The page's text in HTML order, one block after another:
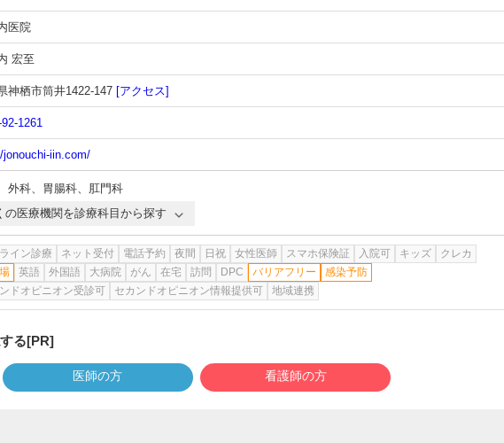
医院
宏至
神栖市筒井1422-147 [アクセス]
1261
jonouchi-iin.com/
外科、 胃腸科、 肛門科
の医療機関を診療科目から探す
イン診療 ネット受付 電話予約 夜間 日祝 女性医師 スマホ保険証 入院可 キッズ
クレカ
英語 外国語 大病院 がん 在宅 訪問 DPC バリアフリー
感染予防
ドオピニオン受診可
セカンドオピニオン情報提供可 地域連携
る[PR]
医師の方 看護師の方